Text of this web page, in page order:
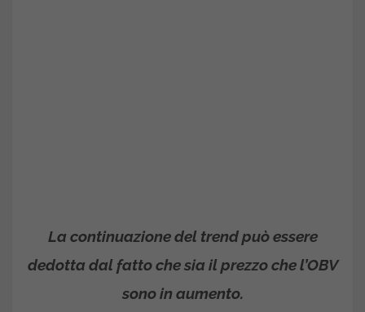
La continuazione del trend può essere
dedotta dal fatto che sia il prezzo che l’OBV
sono in aumento.